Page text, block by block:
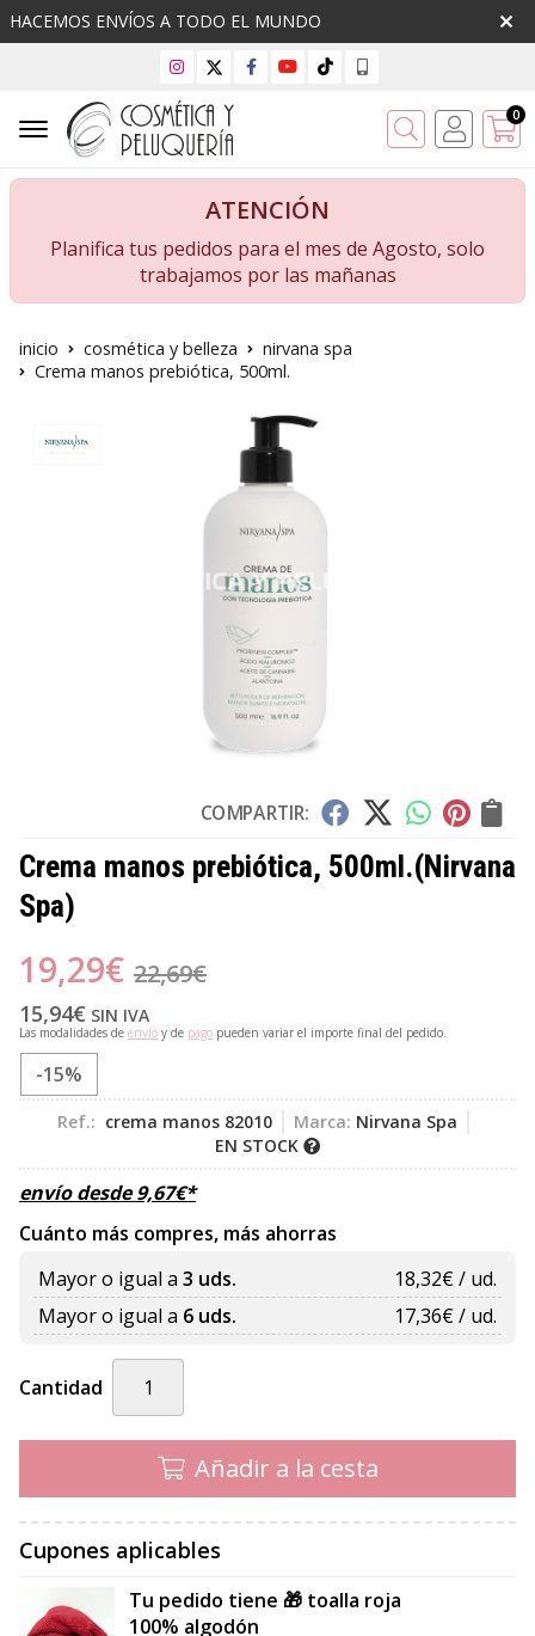
HACEMOS ENVÍOS A TODO EL MUNDO
Buscar 0
ATENCIÓN
Planifica tus pedidos para el mes de Agosto, solo
trabajamos por las mañanas
inicio cosmética y belleza
nirvana spa
Crema manos prebiótica, 500ml.
COMPARTIR:
Crema manos prebiótica, 500ml.(Nirvana
Spa)
19,29€ 22,69€
15,94€ SIN IVA
Las modalidades de envío y de pago pueden variar el importe final del pedido.
-15%
Ref.: crema manos 82010 Marca: Nirvana Spa
EN STOCK
envío desde9,67€*
Cuánto más compres, más ahorras
Mayor o igual a 3 uds. 18,32€ / ud.
Mayor o igual a 6 uds. 17,36€ / ud.
Cantidad
Añadir a la cesta
Cupones aplicables
Tu pedido tiene 🎁 toalla roja
100% algodón